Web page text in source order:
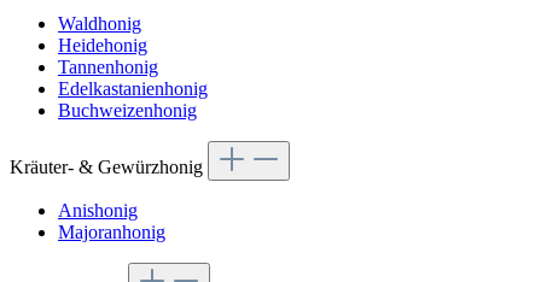
Waldhonig
Heidehonig
Tannenhonig
Edelkastanienhonig
Buchweizenhonig
Kräuter- & Gewürzhonig
Anishonig
Majoranhonig